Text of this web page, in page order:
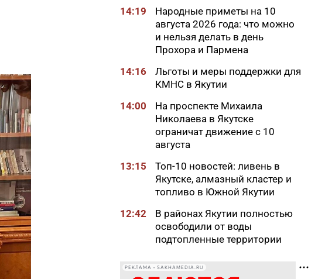
14:19
Народные приметы на 10
августа 2026 года: что можно
и нельзя делать в день
Прохора и Пармена
14:16
Льготы и меры поддержки для
КМНС в Якутии
14:00
На проспекте Михаила
Николаева в Якутске
ограничат движение с 10
августа
13:15
Топ-10 новостей: ливень в
Якутске, алмазный кластер и
топливо в Южной Якутии
12:42
В районах Якутии полностью
освободили от воды
подтопленные территории
на главную просветительскую
РЕКЛАМА • SAKHAMEDIA.RU